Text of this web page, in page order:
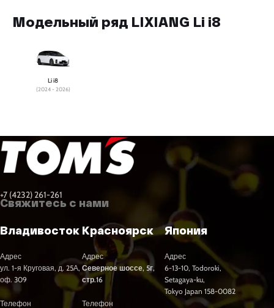
Модельный ряд LIXIANG Li i8
Li i8
(2024 - 2026)
+7 (4232) 261-261
Свяжитесь с нами
Владивосток
Адрес
ул. 1-я Круговая, д. 25А,
оф. 309
Телефон
Красноярск
Адрес
Северное шоссе, 5г,
стр.16
Телефон
Япония
Адрес
6-13-10, Todoroki,
Setagaya-ku,
Tokyo Japan 158-0082